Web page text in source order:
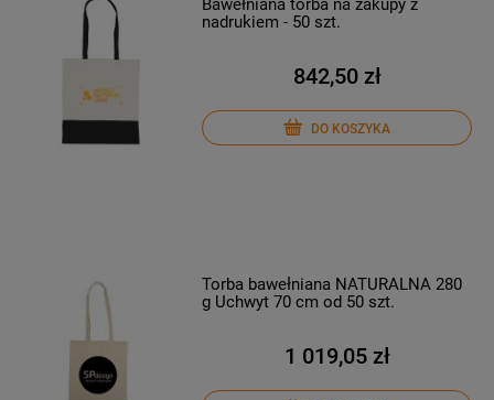
Bawełniana torba na zakupy z
nadrukiem - 50 szt.
842,50 zł
DO KOSZYKA
Torba bawełniana NATURALNA 280
g Uchwyt 70 cm od 50 szt.
1 019,05 zł